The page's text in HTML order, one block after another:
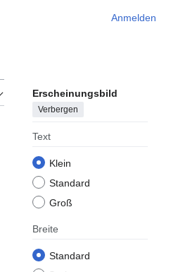
Anmelden
Erscheinungsbild
Verbergen
Text
Klein
Standard
Groß
Breite
Standard